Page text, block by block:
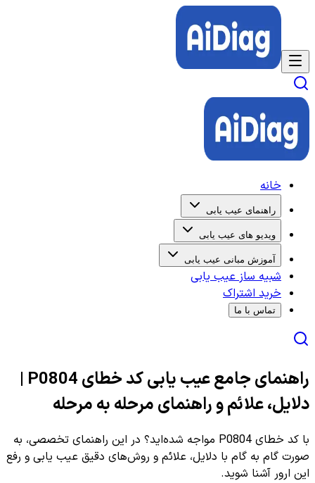
خانه
راهنمای عیب یابی
ویدیو های عیب یابی
آموزش مبانی عیب یابی
شبیه ساز عیب یابی
خرید اشتراک
تماس با ما
راهنمای جامع عیب یابی کد خطای P0804 |
دلایل، علائم و راهنمای مرحله به مرحله
با کد خطای P0804 مواجه شده‌اید؟ در این راهنمای تخصصی، به
صورت گام به گام با دلایل، علائم و روش‌های دقیق عیب یابی و رفع
این ارور آشنا شوید.